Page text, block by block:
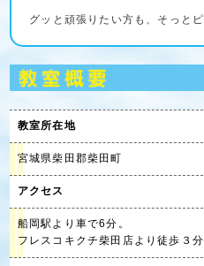
グッと頑張りたい方も、そっと
教室所在地
宮城県柴田郡柴田町
アクセス
船岡駅より車で6分。
フレスコキクチ柴田店より徒歩３分